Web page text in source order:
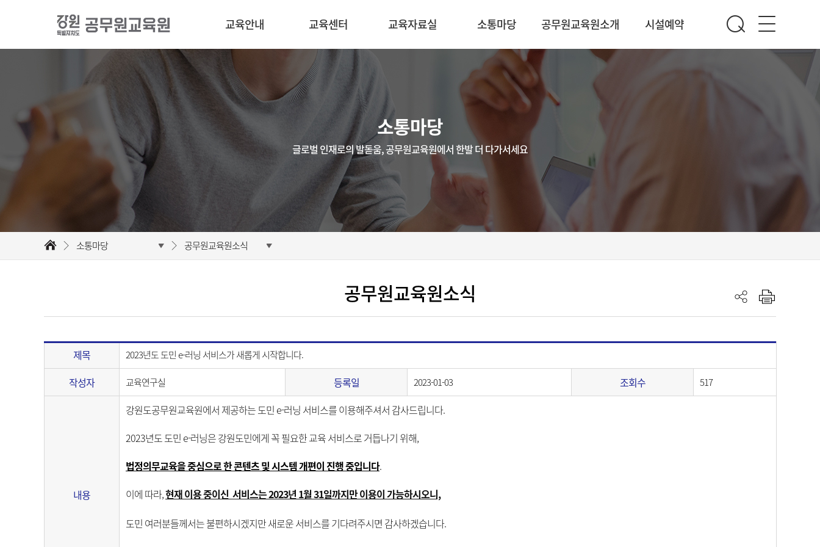
교육안내 교육센터 교육자료실 소통마당 공무원교육원소개 시설예약
소통마당
글로벌 인재로의 발돋움, 공무원교육원에서 한발 더 다가서세요
소통마당 공무원교육원소식
공무원교육원소식
제목 2023년도 도민 e-러닝 서비스가 새롭게 시작합니다.
작성자 교육연구실 등록일 2023-01-03 조회수 517
내용
강원도공무원교육원에서 제공하는 도민 e-러닝 서비스를 이용해주셔서 감사드립니다.
2023년도 도민 e-러닝은 강원도민에게 꼭 필요한 교육 서비스로 거듭나기 위해,
법정의무교육을 중심으로 한 콘텐츠 및 시스템 개편이 진행 중입니다.
이에 따라,현재 이용 중이신 서비스는 2023년 1월 31일까지만 이용이 가능하시오니,
도민 여러분들께서는 불편하시겠지만 새로운 서비스를기다려주시면 감사하겠습니다.